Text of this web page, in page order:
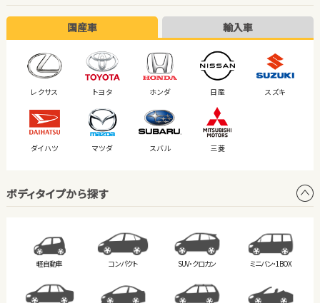
国産車 輸入車
レクサス トヨタ ホンダ 日産 スズキ
ダイハツ マツダ スバル 三菱
ボディタイプから探す
軽自動車 コンパクト SUV・クロカン ミニバン・1BOX